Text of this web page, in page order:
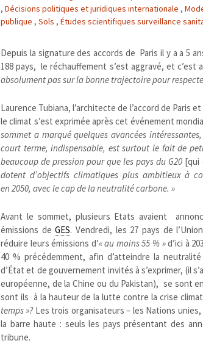
Énergies
Études
Modes
offre
Petite
, Décisions politiques et juridiques internationale ,
publique , Sols , Études scientifiques surveillance
Depuis la signature des accords de Paris il y a a 5
188 pays, le réchauffement s’est aggravé, et c’est
absolument pas sur la bonne trajectoire pour
Laurence Tubiana, l’architecte de l’accord de Paris
le climat s’est exprimée après cet événement
sommet a marqué quelques avancées
court terme, indispensable, est surtout le fait de
beaucoup de pression pour que les pays du G20 [qui
dotent d’objectifs climatiques plus ambitieux à
en 2050, avec le cap de la neutralité carbone. »
Avant le sommet, plusieurs Etats avaient
émissions deGES. Vendredi, les 27 pays de
réduire leurs émissions d’« au moins 55 % »d’ici à
40 % précédemment, afin d’atteindre la
d’État et de gouvernement invités à s’exprimer, (il
européenne, de la Chine ou du Pakistan), se sont
sont ils à la hauteur de la lutte contre la crise
temps »? Les trois organisateurs – les Nations
la barre haute : seuls les pays présentant des
tribune.